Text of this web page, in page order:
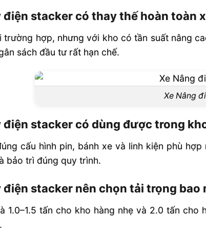
điện stacker có thay thế hoàn toàn
trường hợp, nhưng với kho có tần suất nâng
sách đầu tư rất hạn chế.
Xe Nâng
điện stacker có dùng được trong
cấu hình pin, bánh xe và linh kiện phù
bảo trì đúng quy trình.
điện stacker nên chọn tải trọng bao
1.0–1.5 tấn cho kho hàng nhẹ và 2.0 tấn